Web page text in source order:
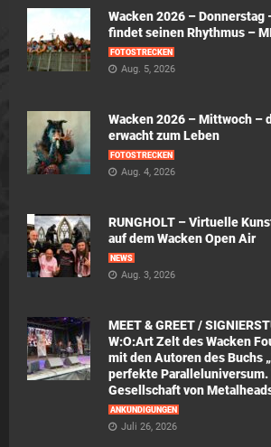
Wacken 2026 – Donnerstag
findet seinen Rhythmus –
FOTOSTRECKEN
Aug. 5, 2026
Wacken 2026 – Mittwoch –
erwacht zum Leben
FOTOSTRECKEN
Aug. 4, 2026
RUNGHOLT – Virtuelle
auf dem Wacken Open Air
NEWS
Aug. 3, 2026
MEET & GREET /
W:O:Art Zelt des Wacken
mit den Autoren des Buchs
perfekte Paralleluniversum.
Gesellschaft von
ANKÜNDIGUNGEN
Juli 26, 2026